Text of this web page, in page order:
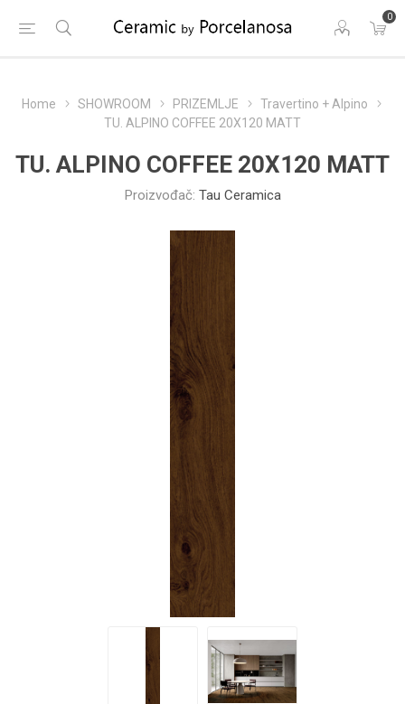
0
Home SHOWROOM PRIZEMLJE
Travertino + Alpino
TU. ALPINO COFFEE 20X120 MATT
TU. ALPINO COFFEE 20X120 MATT
Proizvođač: Tau Ceramica